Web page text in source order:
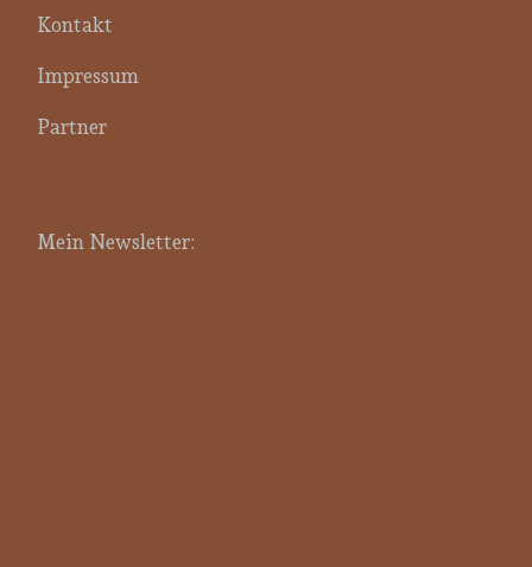
Kontakt
Impressum
Partner
Mein Newsletter: